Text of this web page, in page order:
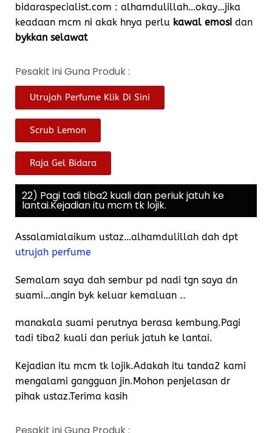
bidaraspecialist.com : alhamdulillah…okay…jika
keadaan mcm ni akak hnya perlu kawal emosi dan
bykkan selawat
Pesakit ini Guna Produk :
Utrujah Perfume Klik Di Sini
Scrub Lemon
Raja Gel Bidara
22) Pagi tadi tiba2 kuali dan periuk jatuh ke
lantai.Kejadian itu mcm tk lojik.
Assalamialaikum ustaz…alhamdulillah dah dpt
utrujah perfume
Semalam saya dah sembur pd nadi tgn saya dn
suami…angin byk keluar kemaluan ..
manakala suami perutnya berasa kembung.Pagi
tadi tiba2 kuali dan periuk jatuh ke lantai.
Kejadian itu mcm tk lojik.Adakah itu tanda2 kami
mengalami gangguan jin.Mohon penjelasan dr
pihak ustaz.Terima kasih